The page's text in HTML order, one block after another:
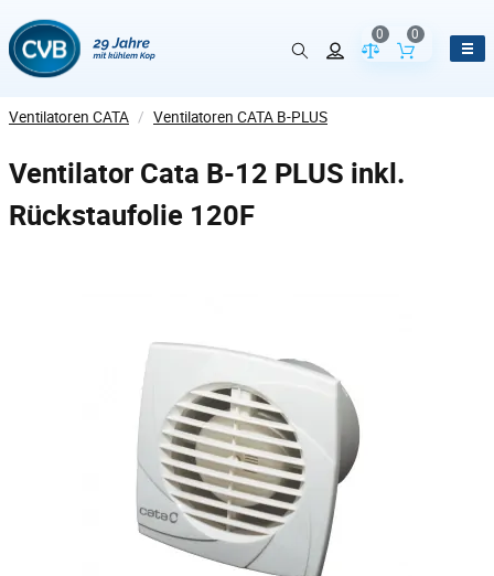
Vergleich der
0
Inhalt des
0
Ventilatoren CATA / Ventilatoren CATA B-PLUS
Ventilator Cata B-12 PLUS inkl.
Rückstaufolie 120F